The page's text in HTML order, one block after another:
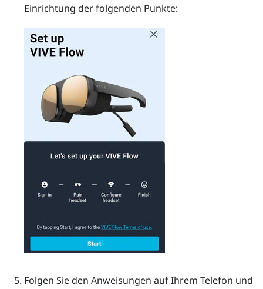
Einrichtung der folgenden Punkte:
Folgen Sie den Anweisungen auf Ihrem Telefon und